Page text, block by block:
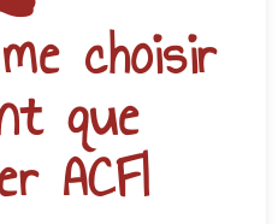
choisir
que
ACFI